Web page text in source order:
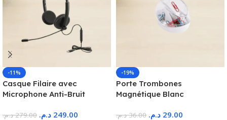
-11%
Casque Filaire avec
Microphone Anti-Bruit
279.00 د.م. 249.00 د.م.
-19%
Porte Trombones
Magnétique Blanc
36.00 د.م. 29.00 د.م.